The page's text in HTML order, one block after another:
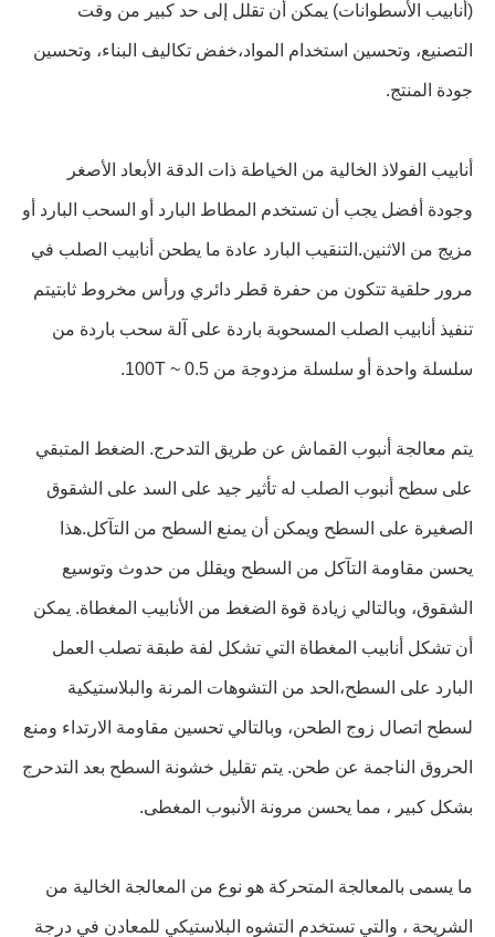
(أنابيب الأسطوانات) يمكن أن تقلل إلى حد كبير من وقت
التصنيع، وتحسين استخدام المواد،خفض تكاليف البناء، وتحسين
جودة المنتج.
أنابيب الفولاذ الخالية من الخياطة ذات الدقة الأبعاد الأصغر
وجودة أفضل يجب أن تستخدم المطاط البارد أو السحب البارد أو
مزيج من الاثنين.التنقيب البارد عادة ما يطحن أنابيب الصلب في
مرور حلقية تتكون من حفرة قطر دائري ورأس مخروط ثابتيتم
تنفيذ أنابيب الصلب المسحوبة باردة على آلة سحب باردة من
سلسلة واحدة أو سلسلة مزدوجة من 0.5 ~ 100T.
يتم معالجة أنبوب القماش عن طريق التدحرج. الضغط المتبقي
على سطح أنبوب الصلب له تأثير جيد على السد على الشقوق
الصغيرة على السطح ويمكن أن يمنع السطح من التآكل.هذا
يحسن مقاومة التآكل من السطح ويقلل من حدوث وتوسيع
الشقوق، وبالتالي زيادة قوة الضغط من الأنابيب المغطاة. يمكن
أن تشكل أنابيب المغطاة التي تشكل لفة طبقة تصلب العمل
البارد على السطح،الحد من التشوهات المرنة والبلاستيكية
لسطح اتصال زوج الطحن، وبالتالي تحسين مقاومة الارتداء ومنع
الحروق الناجمة عن طحن. يتم تقليل خشونة السطح بعد التدحرج
بشكل كبير ، مما يحسن مرونة الأنبوب المغطى.
ما يسمى بالمعالجة المتحركة هو نوع من المعالجة الخالية من
الشريحة ، والتي تستخدم التشوه البلاستيكي للمعادن في درجة